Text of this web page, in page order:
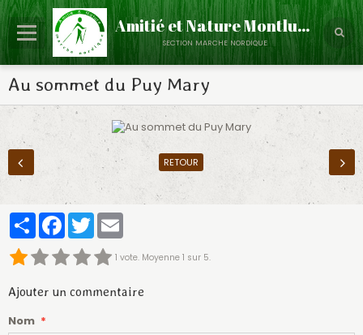
Amitié et Nature Montluçon
section marche nordique
Accueil
Le Club
Partenaires
Calendrier
Évènements
Albums Photos
Contact
Annuaire
Infos - Discussions
Au sommet du Puy Mary
RETOUR
PartagerFacebook
Twitter
1 vote. Moyenne 1 sur 5.
Ajouter un commentaire
Nom